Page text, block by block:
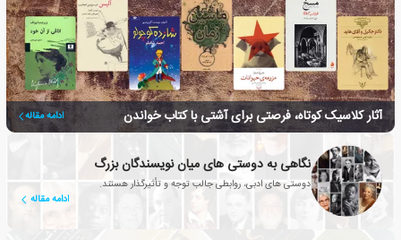
آثار کلاسیک کوتاه، فرصتی برای آشتی با کتاب خواندن ادامه مقاله
نگاهی به دوستی های میان نویسندگان بزرگ
دوستی های ادبی، روابطی جالب توجه و تأثیرگذار هستند.
ادامه مقاله